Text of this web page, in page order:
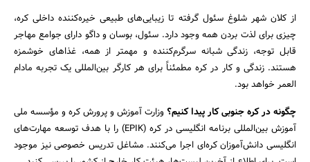
از کلان شهر شلوغ سئول گرفته تا زیبایی‌های طبیعی خیره‌کننده داخلی کره،
چیزی برای لذت بردن همه وجود دارد. سئول، بوسان و داگو دارای جوامع مهاجر
قابل توجه، زندگی شبانه سرگرم‌کننده و مهمتر از همه، غذا‌های خوشمزه
هستند. زندگی و کار در کره مطمئناً برای هر کارگر بین‌المللی یک تجربه مادام
العمر خواهد بود.
چگونه در کره جنوبی کار پیدا کنیم؟ وزارت آموزش و پرورش کره و مؤسسه ملی
آموزش بین‌المللی برنامه انگلیسی در کره (EPIK) را با هدف توسعه مهارت‌های
انگلیسی دانش‌آموزان کره‌ای اجرا می‌کنند. مشاغل تدریس خصوصی نیز موجود